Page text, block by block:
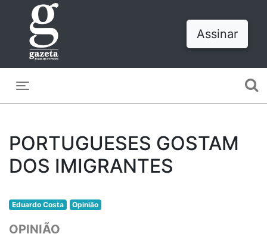
Assinar
PORTUGUESES GOSTAM
DOS IMIGRANTES
Eduardo Costa Opinião
OPINIÃO